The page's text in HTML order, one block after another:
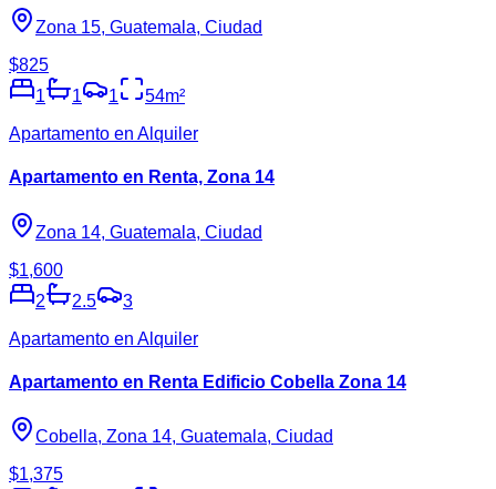
Zona 15, Guatemala, Ciudad
$825
1
1 1 54m²
Apartamento en Alquiler
Apartamento en Renta, Zona 14
Zona 14, Guatemala, Ciudad
$1,600
2
2.5
3
Apartamento en Alquiler
Apartamento en Renta Edificio Cobella Zona 14
Cobella, Zona 14, Guatemala, Ciudad
$1,375